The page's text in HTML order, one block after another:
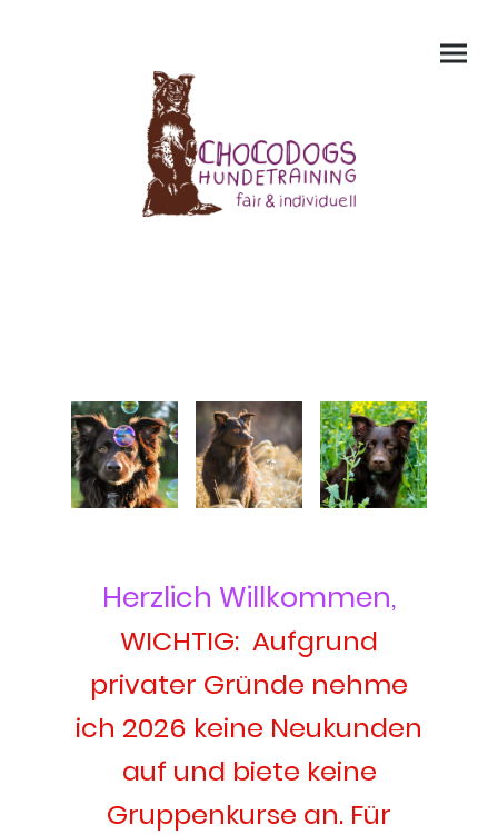
Herzlich Willkommen,
WICHTIG: Aufgrund
privater Gründe nehme
ich 2026 keine Neukunden
auf und biete keine
Gruppenkurse an. Für